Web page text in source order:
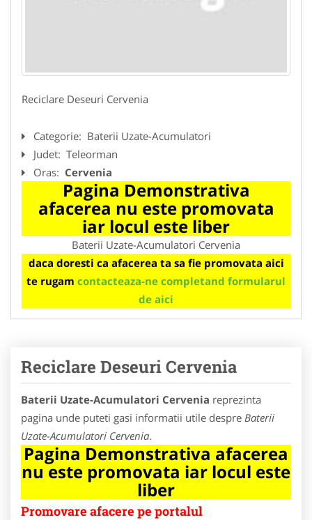
Reciclare Deseuri Cervenia
Categorie: Baterii Uzate-Acumulatori
Judet: Teleorman
Oras: Cervenia
Pagina Demonstrativa
afacerea nu este promovata
iar locul este liber
Baterii Uzate-Acumulatori Cervenia
daca doresti ca afacerea ta sa fie promovata aici
te rugam contacteaza-ne completand formularul
de aici
Reciclare Deseuri Cervenia
Baterii Uzate-Acumulatori Cervenia reprezinta
pagina unde puteti gasi informatii utile despre Baterii
Uzate-Acumulatori Cervenia.
Pagina Demonstrativa afacerea
nu este promovata iar locul este
liber
Promovare afacere pe portalul